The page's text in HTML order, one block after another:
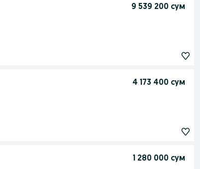
9 539 200 сум
4 173 400 сум
1 280 000 сум